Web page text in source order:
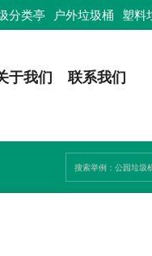
分类亭 户外垃圾桶 塑料
于我们 联系我们